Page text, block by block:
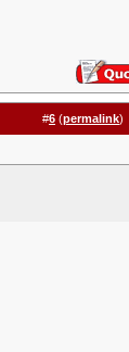
#6 (permalink)